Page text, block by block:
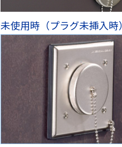
未使用時（プラグ未挿入時）